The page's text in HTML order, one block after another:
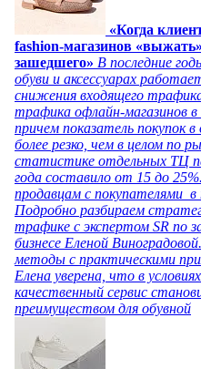
«Когда
fashion-магазинов
зашедшего» В последние
обуви и аксессуарах
снижения входящего
трафика офлайн-магазинов в
причем показатель покупок
более резко, чем в целом по
статистике отдельных ТЦ
года составило от 15 до
продавцам с покупателями
Подробно разбираем
трафике с экспертом SR по
бизнесе Еленой
методы с практическими
Елена уверена, что в
качественный сервис
преимуществом для обувной